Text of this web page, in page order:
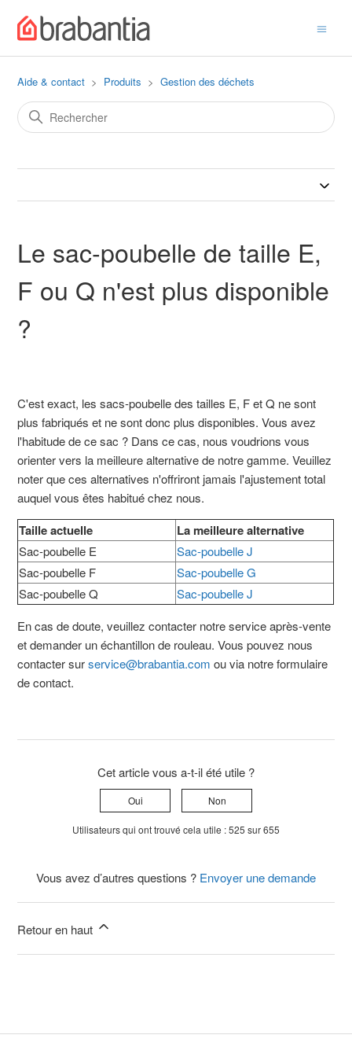
Aide & contact Produits Gestion des déchets
Le sac-poubelle de taille E,
F ou Q n'est plus disponible
?
C'est exact, les sacs-poubelle des tailles E, F et Q ne sont
plus fabriqués et ne sont donc plus disponibles. Vous avez
l'habitude de ce sac ? Dans ce cas, nous voudrions vous
orienter vers la meilleure alternative de notre gamme. Veuillez
noter que ces alternatives n'offriront jamais l'ajustement total
auquel vous êtes habitué chez nous.
Taille actuelle La meilleure alternative
Sac-poubelle E
Sac-poubelle J
Sac-poubelle F
Sac-poubelle G
Sac-poubelle Q
Sac-poubelle J
En cas de doute, veuillez contacter notre service après-vente
et demander un échantillon de rouleau. Vous pouvez nous
contacter surservice@brabantia.com ou via notre formulaire
de contact.
Cet article vous a-t-il été utile ?
Oui Non
Utilisateurs qui ont trouvé cela utile : 525 sur 655
Vous avez d’autres questions ? Envoyer une demande
Retour en haut